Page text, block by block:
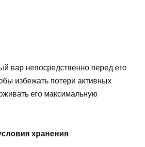
вар непосредственно перед его
избежать потери активных
его максимальную
хранения